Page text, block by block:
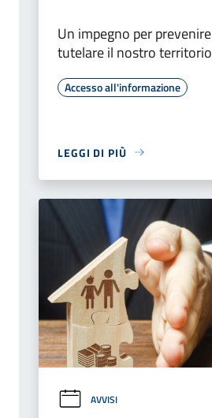
Un impegno per
tutelare il nostro territorio
Accesso all'informazione
LEGGI DI PIÙ
AVVISI